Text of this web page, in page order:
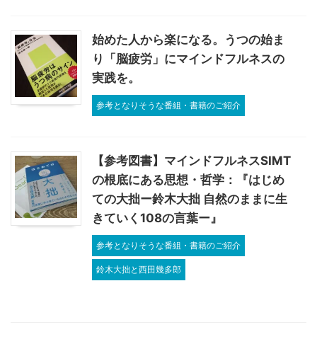
始めた人から楽になる。うつの始ま
り「脳疲労」にマインドフルネスの
実践を。
参考となりそうな番組・書籍のご紹介
【参考図書】マインドフルネスSIMT
の根底にある思想・哲学：『はじめ
ての大拙ー鈴⽊⼤拙 ⾃然のままに⽣
きていく108の言葉ー』
参考となりそうな番組・書籍のご紹介
鈴木大拙と西田幾多郎